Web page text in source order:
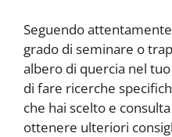
Seguendo
grado di seminare o
albero di quercia nel
di fare ricerche
che hai scelto e
ottenere ulteriori